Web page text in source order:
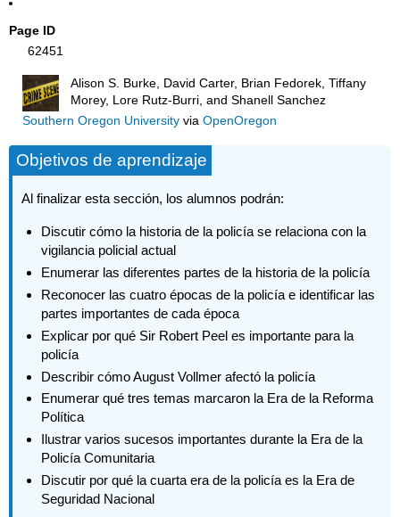
Page ID
62451
Alison S. Burke, David Carter, Brian Fedorek, Tiffany
Morey, Lore Rutz-Burri, and Shanell Sanchez
Southern Oregon Universityvia OpenOregon
Objetivos de aprendizaje
Al finalizar esta sección, los alumnos podrán:
Discutir cómo la historia de la policía se relaciona con la
vigilancia policial actual
Enumerar las diferentes partes de la historia de la policía
Reconocer las cuatro épocas de la policía e identificar las
partes importantes de cada época
Explicar por qué Sir Robert Peel es importante para la
policía
Describir cómo August Vollmer afectó la policía
Enumerar qué tres temas marcaron la Era de la Reforma
Política
Ilustrar varios sucesos importantes durante la Era de la
Policía Comunitaria
Discutir por qué la cuarta era de la policía es la Era de
Seguridad Nacional